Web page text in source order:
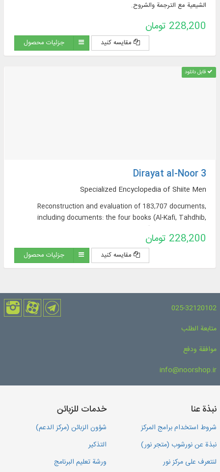
الشيعية مع الترجمة والشروح.
228,200 تومان
مقایسه کنید جزئیات محصول
قابل دانلود
Dirayat al-Noor 3
Specialized Encyclopedia of Shiite Men
Reconstruction and evaluation of 183,707 documents,
including documents: the four books (Al-Kafi, Tahdhib,
and the books of Sheikh Saduq (At-Tawhid, Al-Khasal, Ilal al-
Shari’a, Ayoun Akhbar al-Rida (peace be upon him)).
228,200 تومان
مقایسه کنید جزئیات محصول
025-32120102
متابعة الطلب
موافقة ودفع
info@noorshop.ir
نبذة عنا
شروط استخدام برامج المركز
نبذة عن نورشوب (متجر نور)
لنتعرف على مركز نور
خدمات للزبائن
شؤون الزبائن (مركز الدعم)
التذكير
ورشة تعليم البرنامج